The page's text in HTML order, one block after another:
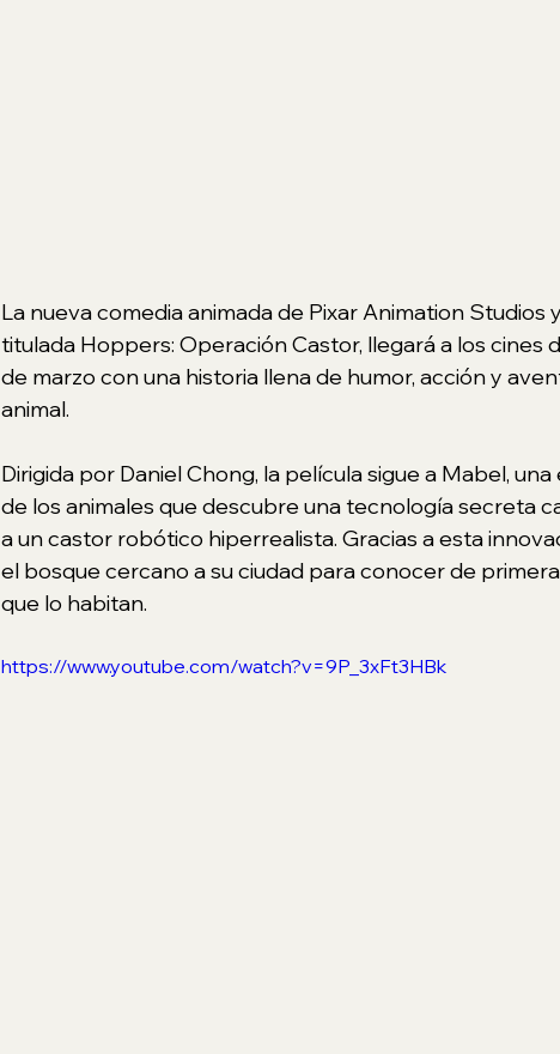
La nueva comedia animada de Pixar Animation Studios
titulada Hoppers: Operación Castor, llegará a los cines
de marzo con una historia llena de humor, acción y
animal.
Dirigida por Daniel Chong, la película sigue a Mabel,
de los animales que descubre una tecnología secreta
a un castor robótico hiperrealista. Gracias a esta
el bosque cercano a su ciudad para conocer de
que lo habitan.
https://www.youtube.com/watch?v=9P_3xFt3HBk